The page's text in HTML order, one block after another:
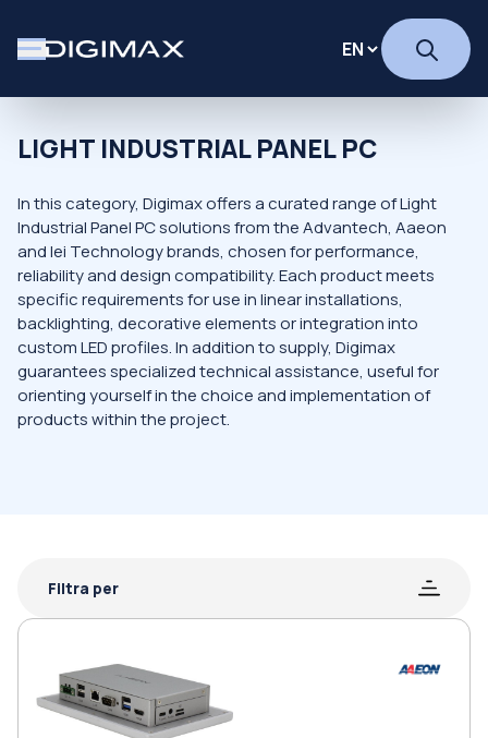
LIGHT INDUSTRIAL PANEL PC
In this category, Digimax offers a curated range of Light
Industrial Panel PC solutions from the Advantech, Aaeon
and Iei Technology brands, chosen for performance,
reliability and design compatibility. Each product meets
specific requirements for use in linear installations,
backlighting, decorative elements or integration into
custom LED profiles. In addition to supply, Digimax
guarantees specialized technical assistance, useful for
orienting yourself in the choice and implementation of
products within the project.
Filtra per